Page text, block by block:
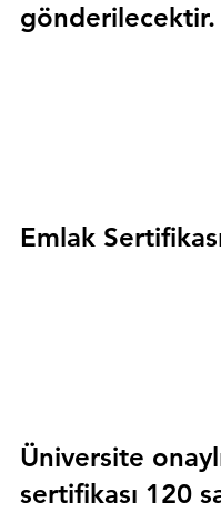
gönderilecektir.
Emlak
Üniversite
sertifikası 120